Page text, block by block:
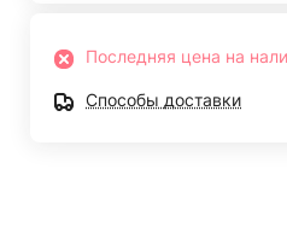
Последняя цена на
Способы доставки